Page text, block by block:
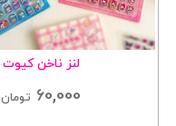
لنز ناخن کیوت
60,000 تومان